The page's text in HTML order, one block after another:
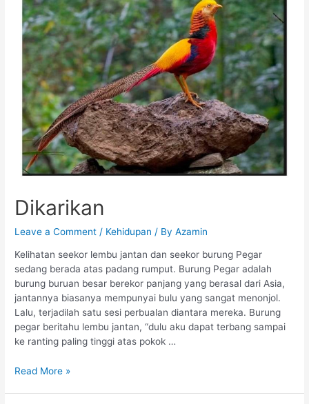
Dikarikan
Leave a Comment / Kehidupan / ByAzamin
Kelihatan seekor lembu jantan dan seekor burung Pegar
sedang berada atas padang rumput. Burung Pegar adalah
burung buruan besar berekor panjang yang berasal dari Asia,
jantannya biasanya mempunyai bulu yang sangat menonjol.
Lalu, terjadilah satu sesi perbualan diantara mereka. Burung
pegar beritahu lembu jantan, “dulu aku dapat terbang sampai
ke ranting paling tinggi atas pokok …
Read More »